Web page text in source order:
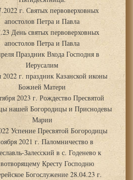
г. Святых первоверховных
апостолов Петра и Павла
День святых первоверховных
апостолов Петра и Павла
Праздник Входа Господня в
Иерусалим
г. праздник Казанской иконы
Божией Матери
2023 г. Рождество Пресвятой
нашей Богородицы и Приснодевы
Марии
Успение Пресвятой Богородицы
2021 г. Паломничество в
Залесский в с. Годенево к
Кресту Господню
Богослужение 28.04.23 г.